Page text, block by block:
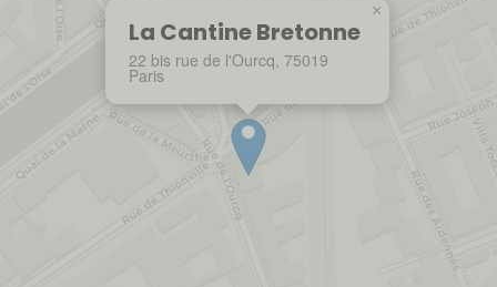
La Cantine Bretonne
22 bis rue de l'Ourcq, 75019
Paris
×